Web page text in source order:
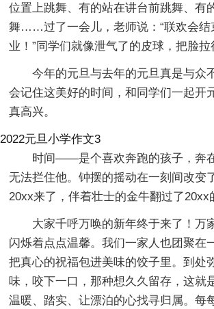
位置上跳舞、有的站在讲台前跳舞、有
舞……过了一会儿，老师说：“联欢会结
业！”同学们就像泄气了的皮球，把脸拉
今年的元旦与去年的元旦真是与众
会记住这美好的时间，和同学们一起开
真高兴。
2022元旦小学作文3
时间——是个喜欢奔跑的孩子，奔
无法拦住他。钟摆的摇动在一刻间改变
20xx来了，伴着壮士的金牛翻过了20xx
大家千呼万唤的新年终于来了！万
闪烁着点点温馨。我们一家人也团聚在
把真心的祝福包进美味的饺子里。到处
味，咬下一口，那种想久久留存，这就
温暖、踏实、让漂泊的心找寻归属。每